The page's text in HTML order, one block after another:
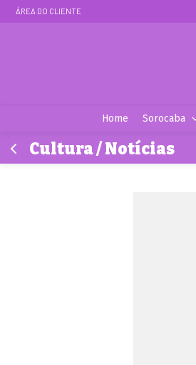
ÁREA DO CLIENTE
Home Sorocaba
Cultura / Notícias